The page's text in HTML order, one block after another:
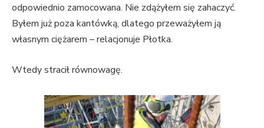
odpowiednio zamocowana. Nie zdążyłem się zahaczyć.
Byłem już poza kantówką, dlatego przeważyłem ją
własnym ciężarem – relacjonuje Płotka.
Wtedy stracił równowagę.